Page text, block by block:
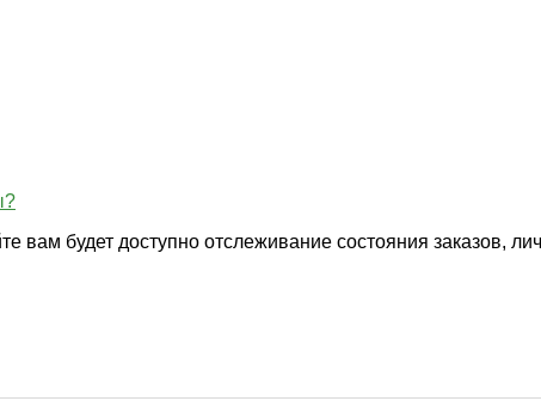
вам будет доступно отслеживание состояния заказов,